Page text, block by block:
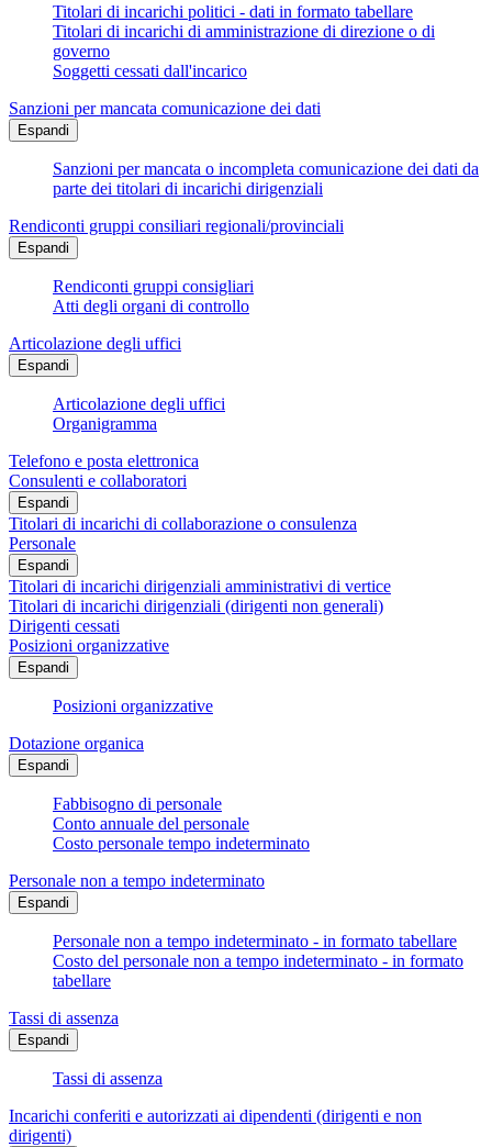
Titolari di incarichi politici - dati in formato tabellare
Titolari di incarichi di amministrazione di direzione o di
governo
Soggetti cessati dall'incarico
Sanzioni per mancata comunicazione dei dati
Espandi
Sanzioni per mancata o incompleta comunicazione dei dati da
parte dei titolari di incarichi dirigenziali
Rendiconti gruppi consiliari regionali/provinciali
Espandi
Rendiconti gruppi consigliari
Atti degli organi di controllo
Articolazione degli uffici
Espandi
Articolazione degli uffici
Organigramma
Telefono e posta elettronica
Consulenti e collaboratori
Espandi
Titolari di incarichi di collaborazione o consulenza
Personale
Espandi
Titolari di incarichi dirigenziali amministrativi di vertice
Titolari di incarichi dirigenziali (dirigenti non generali)
Dirigenti cessati
Posizioni organizzative
Espandi
Posizioni organizzative
Dotazione organica
Espandi
Fabbisogno di personale
Conto annuale del personale
Costo personale tempo indeterminato
Personale non a tempo indeterminato
Espandi
Personale non a tempo indeterminato - in formato tabellare
Costo del personale non a tempo indeterminato - in formato
tabellare
Tassi di assenza
Espandi
Tassi di assenza
Incarichi conferiti e autorizzati ai dipendenti (dirigenti e non
dirigenti)